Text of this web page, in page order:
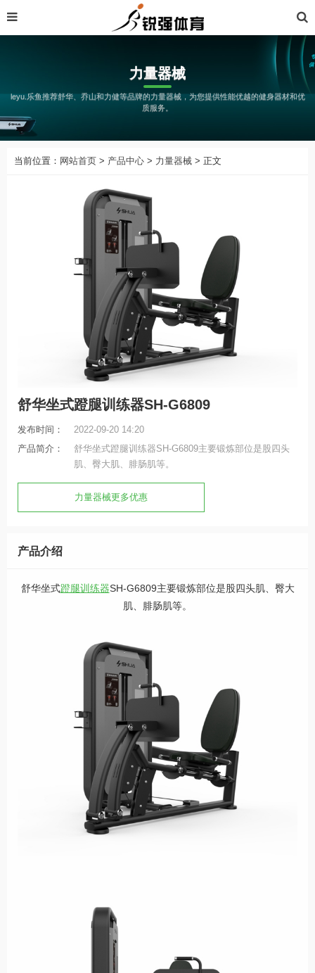
力量器械
leyu.乐鱼推荐舒华、乔山和力健等品牌的力量器械，为您提供性能优越的健身器材和优
质服务。
当前位置： 网站首页 > 产品中心 > 力量器械 > 正文
舒华坐式蹬腿训练器SH-G6809
发布时间：
2022-09-20 14:20
产品简介：
舒华坐式蹬腿训练器SH-G6809主要锻炼部位是股四头
肌、臀大肌、腓肠肌等。
力量器械更多优惠
产品介绍
舒华坐式蹬腿训练器SH-G6809主要锻炼部位是股四头肌、臀大
肌、腓肠肌等。